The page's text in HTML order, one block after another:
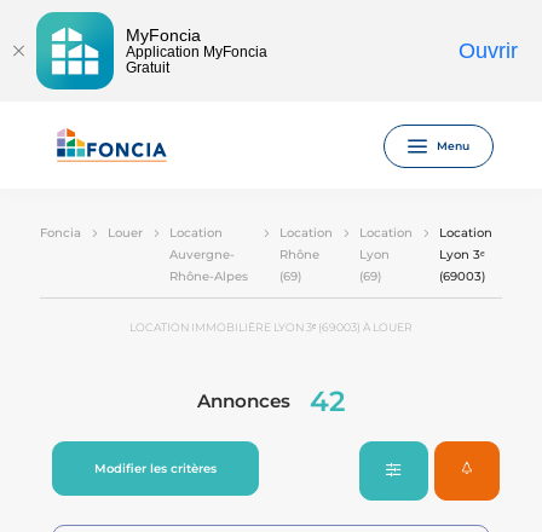
MyFoncia
Application MyFoncia
Gratuit
Ouvrir
Menu
Foncia Louer
Location
Auvergne-
Rhône-Alpes
Location
Rhône
(69)
Location
Lyon
(69)
Location
Lyon 3ᵉ
(69003)
LOCATION IMMOBILIÈRE LYON 3ᵉ (69003) À LOUER
Annonces 42
Modifier les critères